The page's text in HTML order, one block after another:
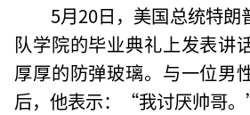
5月20日，美国总统特朗
队学院的毕业典礼上发表讲
厚厚的防弹玻璃。与一位男
后，他表示：“我讨厌帅哥。